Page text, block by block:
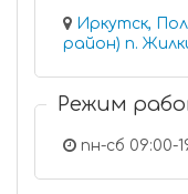
Иркутск,
район) п.
Режим
пн-сб 09:00-